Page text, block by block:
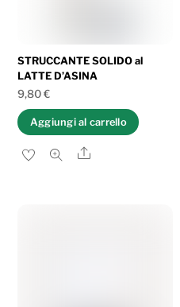
STRUCCANTE SOLIDO al
LATTE D’ASINA
9,80€
Aggiungi al carrello
Share